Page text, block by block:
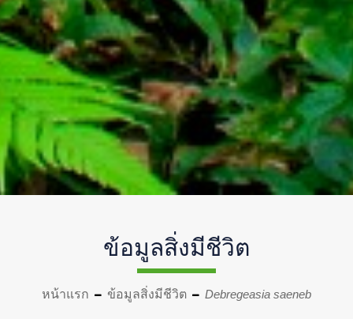
ข้อมูลสิ่งมีชีวิต
หน้าแรก ข้อมูลสิ่งมีชีวิต Debregeasia saeneb